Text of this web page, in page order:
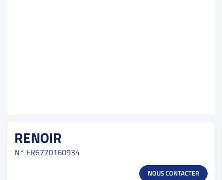
RENOIR
N° FR6770160934
NOUS CONTACTER